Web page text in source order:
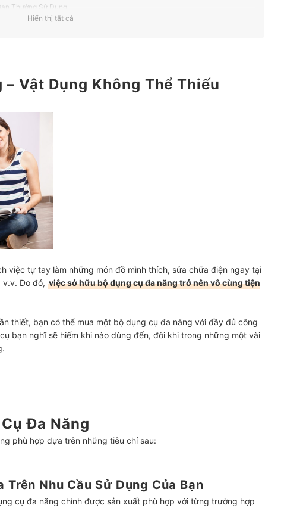
Thường Sử Dụng
Hiển thị tất cả
– Vật Dụng Không Thể Thiếu
việc tự tay làm những món đồ mình thích, sửa chữa điện ngay tại
Do đó, việc sở hữu bộ dụng cụ đa năng trở nên vô cùng tiện
thiết, bạn có thể mua một bộ dụng cụ đa năng với đầy đủ công
bạn nghĩ sẽ hiếm khi nào dùng đến, đôi khi trong những một vài
Đa Năng
phù hợp dựa trên những tiêu chí sau:
Trên Nhu Cầu Sử Dụng Của Bạn
cụ đa năng chính được sản xuất phù hợp với từng trường hợp